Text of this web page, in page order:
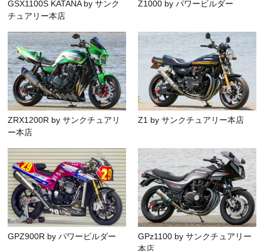
GSX1100S KATANA by サンク
チュアリー本店
Z1000 by パワービルダー
ZRX1200R by サンクチュアリ
ー本店
Z1 by サンクチュアリー本店
GPZ900R by パワービルダー
GPz1100 by サンクチュアリー
本店